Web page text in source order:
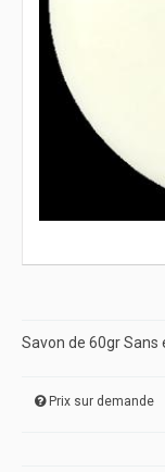
Savon de 60gr
Prix sur demande